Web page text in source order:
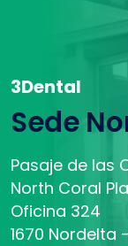
3Dental
Sede
Pasaje de las
North Coral
Oficina 324
1670 Nordelta